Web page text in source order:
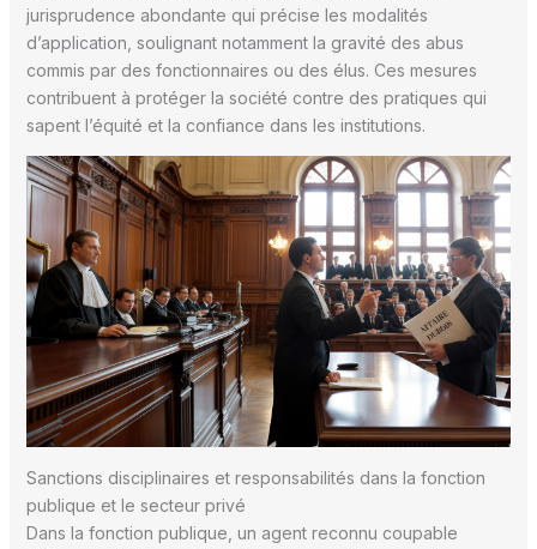
jurisprudence abondante qui précise les modalités
d’application, soulignant notamment la gravité des abus
commis par des fonctionnaires ou des élus. Ces mesures
contribuent à protéger la société contre des pratiques qui
sapent l’équité et la confiance dans les institutions.
Sanctions disciplinaires et responsabilités dans la fonction
publique et le secteur privé
Dans la fonction publique, un agent reconnu coupable